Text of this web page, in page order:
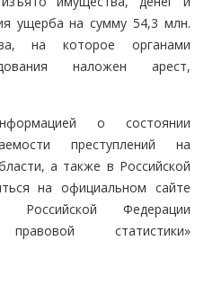
ущерба на сумму 54,3 млн.
на которое органами
наложен арест,
о состоянии
преступлений на
а также в Российской
на официальном сайте
Российской Федерации
статистики»